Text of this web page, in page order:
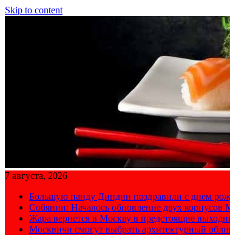
Skip to content
7 августа, 2026
Большую панду Диндин поздравили с днем
Собянин: Началось обновление двух корпусов
Жара вернется в Москву в предстоящие
Москвичи смогут выбрать архитектурный